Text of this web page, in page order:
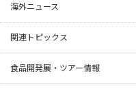
海外ニュース
関連トピックス
食品開発展・ツアー情報